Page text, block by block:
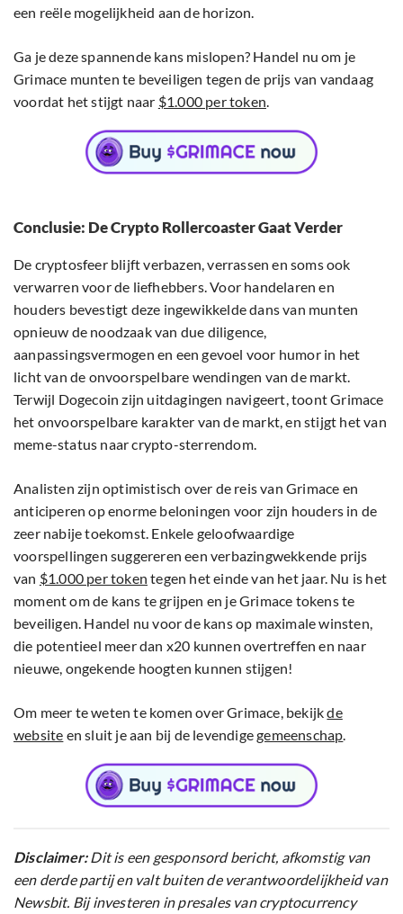
een reële mogelijkheid aan de horizon.
Ga je deze spannende kans mislopen? Handel nu om je
Grimace munten te beveiligen tegen de prijs van vandaag
voordat het stijgt naar $1.000 per token
Conclusie: De Crypto Rollercoaster Gaat Verder
De cryptosfeer blijft verbazen, verrassen en soms ook
verwarren voor de liefhebbers. Voor handelaren en
houders bevestigt deze ingewikkelde dans van munten
opnieuw de noodzaak van due diligence,
aanpassingsvermogen en een gevoel voor humor in het
licht van de onvoorspelbare wendingen van de markt.
Terwijl Dogecoin zijn uitdagingen navigeert, toont Grimace
het onvoorspelbare karakter van de markt, en stijgt het van
meme-status naar crypto-sterrendom.
Analisten zijn optimistisch over de reis van Grimace en
anticiperen op enorme beloningen voor zijn houders in de
zeer nabije toekomst. Enkele geloofwaardige
voorspellingen suggereren een verbazingwekkende prijs
van $1.000 per token tegen het einde van het jaar. Nu is het
moment om de kans te grijpen en je Grimace tokens te
beveiligen. Handel nu voor de kans op maximale winsten,
die potentieel meer dan x20 kunnen overtreffen en naar
nieuwe, ongekende hoogten kunnen stijgen!
Om meer te weten te komen over Grimace, bekijkde
website en sluit je aan bij de levendigegemeenschap
Disclaimer:Dit is een gesponsord bericht, afkomstig van
een derde partij en valt buiten de verantwoordelijkheid van
Newsbit. Bij investeren in presales van cryptocurrency